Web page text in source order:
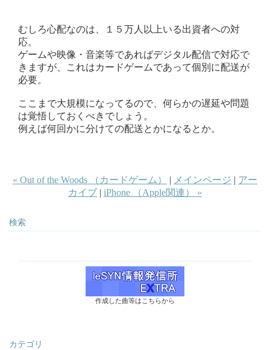
むしろ心配なのは、１５万人以上いる出資者への対
応。
ゲームや映像・音楽等であればデジタル配信で対応で
きますが、これはカードゲームであって個別に配送が
必要。
ここまで大規模になってるので、何らかの遅延や問題
は覚悟しておくべきでしょう。
例えば何回かに分けての配送とかになるとか。
« Out of the Woods （カードゲーム） | メインページ | アー
カイブ | iPhone （Apple関連） »
検索
作成した曲等はこちらから
カテゴリ